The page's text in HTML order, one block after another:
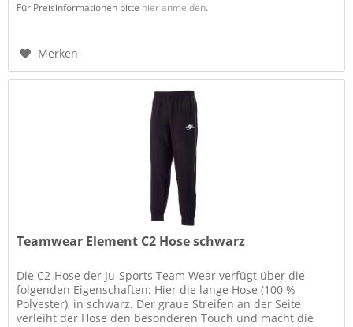
Für Preisinformationen bitte hier anmelden.
Merken
Teamwear Element C2 Hose schwarz
Die C2-Hose der Ju-Sports Team Wear verfügt über die
folgenden Eigenschaften: Hier die lange Hose (100 %
Polyester), in schwarz. Der graue Streifen an der Seite
verleiht der Hose den besonderen Touch und macht die